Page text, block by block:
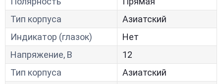
Тип корпуса
Азиатский
Индикатор (глазок)
Нет
Напряжение, В
12
Тип корпуса
Азиатский